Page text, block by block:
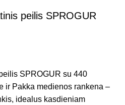
peilis SPROGUR
SPROGUR su 440
ir Pakka medienos rankena –
idealus kasdieniam